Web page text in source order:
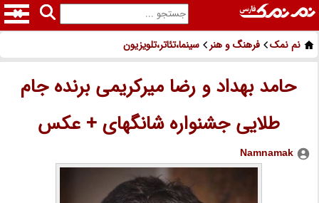
نم نمک فرهنگ و هنر سینما،تئاتر،تلویزیون
حامد بهداد و رضا میرکریمی برنده جام
طلایی جشنواره شانگهای + عکس
Namnamak